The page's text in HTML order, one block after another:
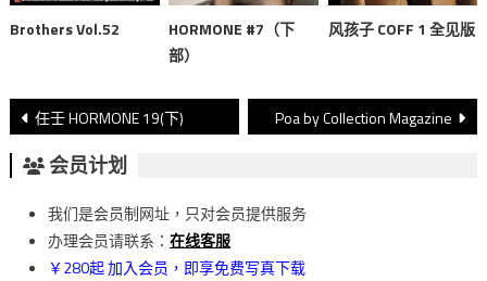
Brothers Vol.52
HORMONE #7（下
部）
风孩子 COFF 1 全见版
文
章
導
覽
任壬 HORMONE 19(下) Poa by Collection Magazine
会员计划
我们是会员制网址，只对会员提供服务
办理会员请联系： 在线客服
￥280起 加入会员，即享免费写真下载